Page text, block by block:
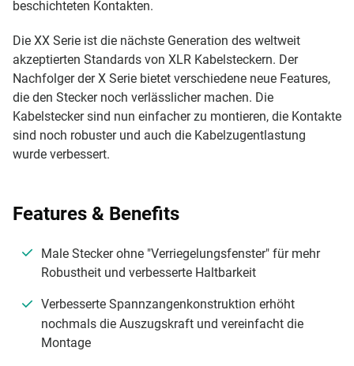
beschichteten Kontakten.
Die XX Serie ist die nächste Generation des weltweit
akzeptierten Standards von XLR Kabelsteckern. Der
Nachfolger der X Serie bietet verschiedene neue Features,
die den Stecker noch verlässlicher machen. Die
Kabelstecker sind nun einfacher zu montieren, die Kontakte
sind noch robuster und auch die Kabelzugentlastung
wurde verbessert.
Features & Benefits
Male Stecker ohne "Verriegelungsfenster" für mehr
Robustheit und verbesserte Haltbarkeit
Verbesserte Spannzangenkonstruktion erhöht
nochmals die Auszugskraft und vereinfacht die
Montage